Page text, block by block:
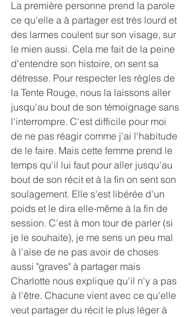
La première personne prend la parole
ce qu'elle a à partager est très lourd et
des larmes coulent sur son visage, sur
le mien aussi. Cela me fait de la peine
d'entendre son histoire, on sent sa
détresse. Pour respecter les règles de
la Tente Rouge, nous la laissons aller
jusqu'au bout de son témoignage sans
l'interrompre. C'est difficile pour moi
de ne pas réagir comme j'ai l'habitude
de le faire. Mais cette femme prend le
temps qu'il lui faut pour aller jusqu'au
bout de son récit et à la fin on sent son
soulagement. Elle s'est libérée d'un
poids et le dira elle-même à la fin de
session. C'est à mon tour de parler (si
je le souhaite), je me sens un peu mal
à l'aise de ne pas avoir de choses
aussi "graves" à partager mais
Charlotte nous explique qu'il n'y a pas
à l'être. Chacune vient avec ce qu'elle
veut partager du récit le plus léger à